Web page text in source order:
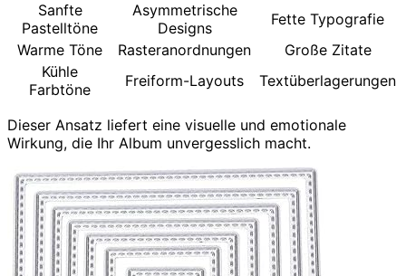
Sanfte
Pastelltöne
Asymmetrische
Designs
Fette Typografie
Warme Töne
Rasteranordnungen
Große Zitate
Kühle
Farbtöne
Freiform-Layouts Textüberlagerungen
Dieser Ansatz liefert eine visuelle und emotionale
Wirkung, die Ihr Album unvergesslich macht.